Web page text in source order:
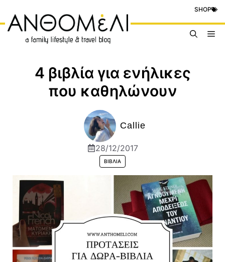
περιεχόμενο
SHOP
4 βιβλία για ενήλικες
που καθηλώνουν
Callie
28/12/2017
ΒΙΒΛΊΑ